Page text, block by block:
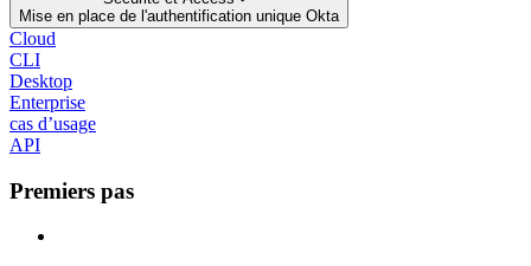
Mise en place de l'authentification unique Okta
Cloud
CLI
Desktop
Enterprise
cas d’usage
API
Premiers pas